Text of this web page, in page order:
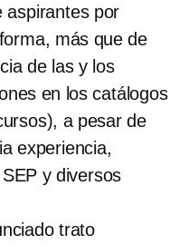
aspirantes por
más que de
de las y los
en los catálogos
a pesar de
experiencia,
y diversos
trato